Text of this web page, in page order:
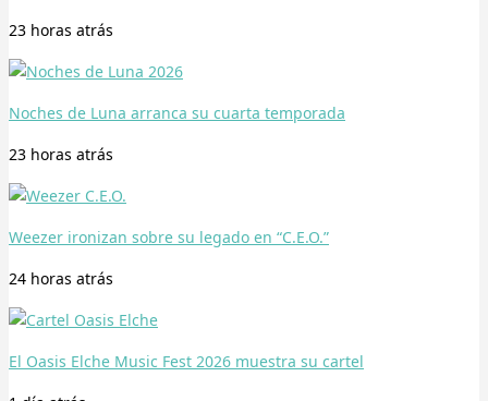
23 horas atrás
Noches de Luna arranca su cuarta temporada
23 horas atrás
Weezer ironizan sobre su legado en “C.E.O.”
24 horas atrás
El Oasis Elche Music Fest 2026 muestra su cartel